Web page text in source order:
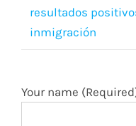
resultados
inmigración
Your name